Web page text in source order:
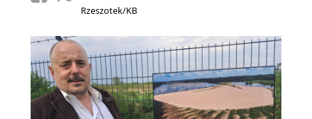
Rzeszotek/KB